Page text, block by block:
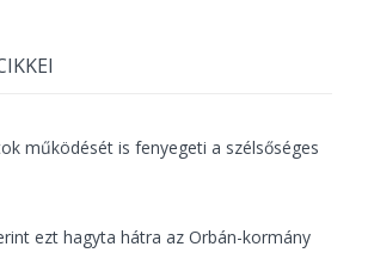
működését is fenyegeti a szélsőséges
ezt hagyta hátra az Orbán-kormány